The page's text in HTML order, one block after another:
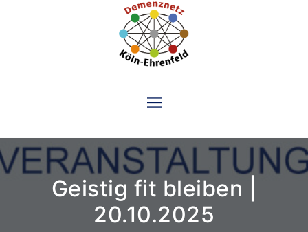
Geistig fit bleiben |
20.10.2025